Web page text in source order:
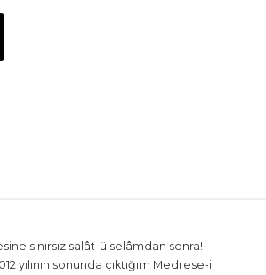
sınırsız salât-ü selâmdan sonra!
yılının sonunda çıktığım Medrese-i